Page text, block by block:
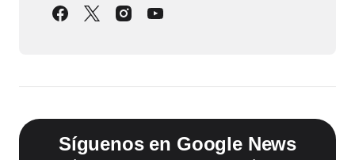
Síguenos en Google News